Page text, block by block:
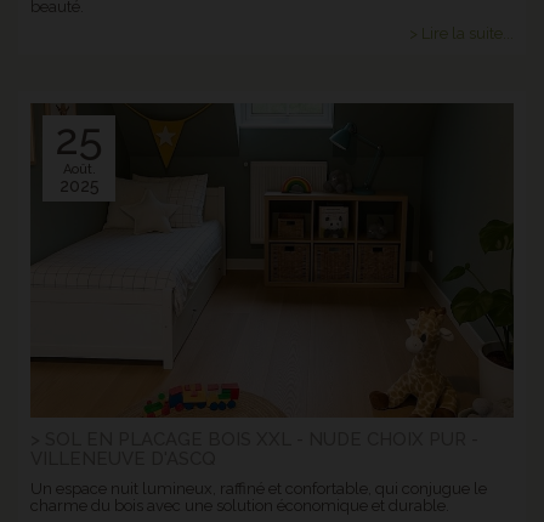
beauté.
> Lire la suite...
25
Août.
2025
Un espace nuit lumineux, raffiné et confortable, qui conjugue le
charme du bois avec une solution économique et durable.